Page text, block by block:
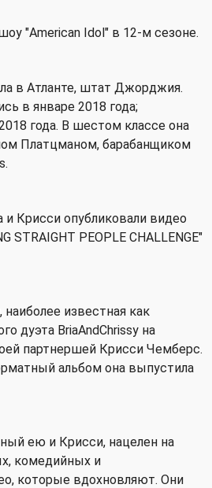
"American Idol" в 12-м сезоне.
в Атланте, штат Джорджия.
в январе 2018 года;
года. В шестом классе она
Платцманом, барабанщиком
и Крисси опубликовали видео
STRAIGHT PEOPLE CHALLENGE"
известная как
дуэта BriaAndChrissy на
партнершей Крисси Чемберс.
альбом она выпустила
ею и Крисси, нацелен на
комедийных и
которые вдохновляют. Они